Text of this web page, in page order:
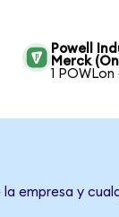
Powell
Merck
1 POWLon
empresa y